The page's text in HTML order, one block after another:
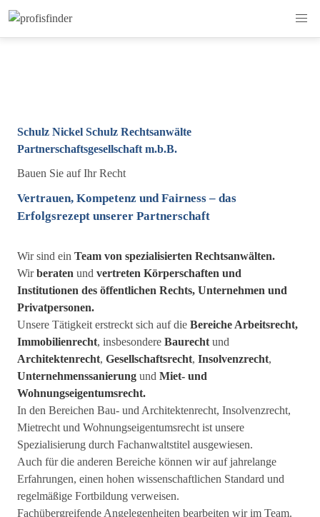
Schulz Nickel Schulz Rechtsanwälte
Partnerschaftsgesellschaft m.b.B.
Bauen Sie auf Ihr Recht
Vertrauen, Kompetenz und Fairness – das
Erfolgsrezept unserer Partnerschaft
Wir sind ein Team von spezialisierten Rechtsanwälten.
Wirberaten und vertreten Körperschaften und
Institutionen des öffentlichen Rechts, Unternehmen und
Privatpersonen.
Unsere Tätigkeit erstreckt sich auf die Bereiche Arbeitsrecht,
Immobilienrecht, insbesondere Baurecht und
Architektenrecht, Gesellschaftsrecht, Insolvenzrecht,
Unternehmenssanierung und Miet- und
Wohnungseigentumsrecht.
In den Bereichen Bau- und Architektenrecht, Insolvenzrecht,
Mietrecht und Wohnungseigentumsrecht ist unsere
Spezialisierung durch Fachanwaltstitel ausgewiesen.
Auch für die anderen Bereiche können wir auf jahrelange
Erfahrungen, einen hohen wissenschaftlichen Standard und
regelmäßige Fortbildung verweisen.
Fachübergreifende Angelegenheiten bearbeiten wir im Team.